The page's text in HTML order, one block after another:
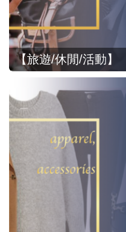
【旅遊/休閒/活動】